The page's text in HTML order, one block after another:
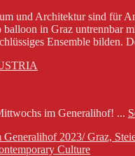
und Architektur sind für
in Graz untrennbar
Ensemble bilden.
im Generalihof! ...
Generalihof 2023/ Graz,
Culture